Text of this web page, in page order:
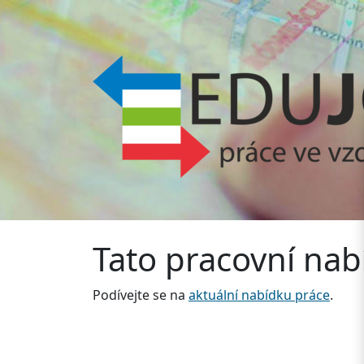
Tato pracovní
Podívejte se na aktuální nabídku práce.